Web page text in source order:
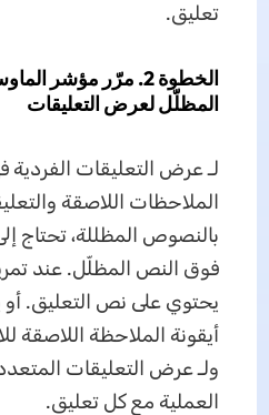
تعليق.
الخطوة 2. مرّر مؤشر
المظلّل لعرض التعليقات
الملاحظات اللاصقة
بالنصوص المظللة، تحتاج
فوق النص المظلّل. عند
يحتوي على نص التعليق. أو
أيقونة الملاحظة اللاصقة
ولـ عرض التعليقات
العملية مع كل تعليق.